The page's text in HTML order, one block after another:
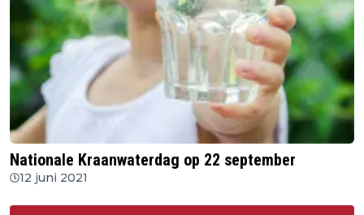
Nationale Kraanwaterdag op 22 september
12 juni 2021